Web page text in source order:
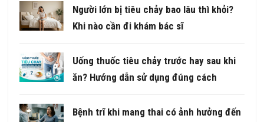
Người lớn bị tiêu chảy bao lâu thì khỏi?
Khi nào cần đi khám bác sĩ
Uống thuốc tiêu chảy trước hay sau khi
ăn? Hướng dẫn sử dụng đúng cách
Bệnh trĩ khi mang thai có ảnh hưởng đến